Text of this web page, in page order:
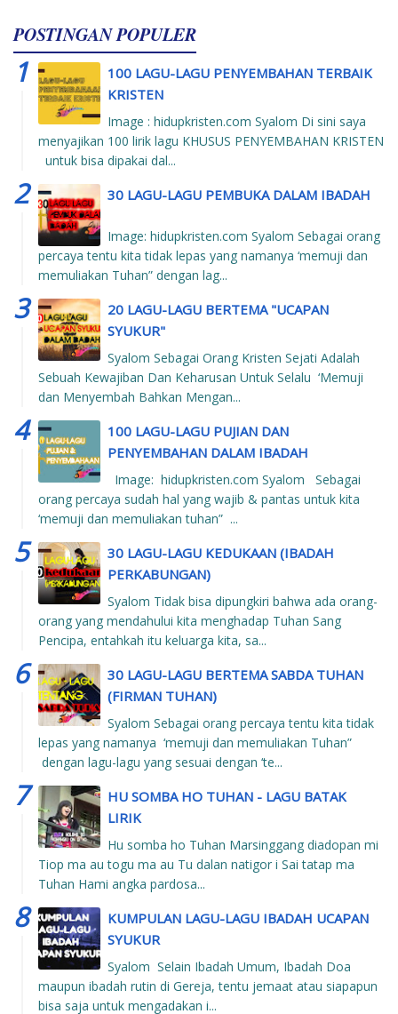
POSTINGAN POPULER
100 LAGU-LAGU PENYEMBAHAN TERBAIK
KRISTEN
Image : hidupkristen.com Syalom Di sini saya
menyajikan 100 lirik lagu KHUSUS PENYEMBAHAN KRISTEN
untuk bisa dipakai dal...
30 LAGU-LAGU PEMBUKA DALAM IBADAH
Image: hidupkristen.com Syalom Sebagai orang
percaya tentu kita tidak lepas yang namanya ‘memuji dan
memuliakan Tuhan” dengan lag...
20 LAGU-LAGU BERTEMA "UCAPAN
SYUKUR"
Syalom Sebagai Orang Kristen Sejati Adalah
Sebuah Kewajiban Dan Keharusan Untuk Selalu ‘Memuji
dan Menyembah Bahkan Mengan...
100 LAGU-LAGU PUJIAN DAN
PENYEMBAHAN DALAM IBADAH
Image: hidupkristen.com Syalom Sebagai
orang percaya sudah hal yang wajib & pantas untuk kita
‘memuji dan memuliakan tuhan” ...
30 LAGU-LAGU KEDUKAAN (IBADAH
PERKABUNGAN)
Syalom Tidak bisa dipungkiri bahwa ada orang-
orang yang mendahului kita menghadap Tuhan Sang
Pencipa, entahkah itu keluarga kita, sa...
30 LAGU-LAGU BERTEMA SABDA TUHAN
(FIRMAN TUHAN)
Syalom Sebagai orang percaya tentu kita tidak
lepas yang namanya ‘memuji dan memuliakan Tuhan”
dengan lagu-lagu yang sesuai dengan ‘te...
HU SOMBA HO TUHAN - LAGU BATAK
LIRIK
Hu somba ho Tuhan Marsinggang diadopan mi
Tiop ma au togu ma au Tu dalan natigor i Sai tatap ma
Tuhan Hami angka pardosa...
KUMPULAN LAGU-LAGU IBADAH UCAPAN
SYUKUR
Syalom Selain Ibadah Umum, Ibadah Doa
maupun ibadah rutin di Gereja, tentu jemaat atau siapapun
bisa saja untuk mengadakan i...